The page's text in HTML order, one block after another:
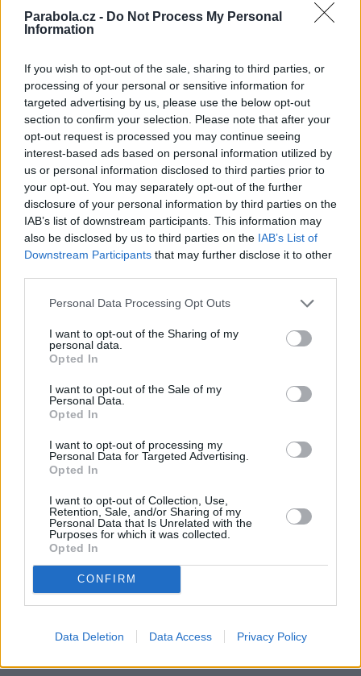
Parabola.cz - Do Not Process My Personal
Information
If you wish to opt-out of the sale, sharing to third parties, or
processing of your personal or sensitive information for
targeted advertising by us, please use the below opt-out
section to confirm your selection. Please note that after your
opt-out request is processed you may continue seeing
interest-based ads based on personal information utilized by
us or personal information disclosed to third parties prior to
your opt-out. You may separately opt-out of the further
disclosure of your personal information by third parties on the
IAB’s list of downstream participants. This information may
also be disclosed by us to third parties on the IAB’s List of
Downstream Participants that may further disclose it to other
Personal Data Processing Opt Outs
I want to opt-out of the Sharing of my
personal data.
Opted In
I want to opt-out of the Sale of my
Personal Data.
Opted In
I want to opt-out of processing my
Personal Data for Targeted Advertising.
Opted In
I want to opt-out of Collection, Use,
Retention, Sale, and/or Sharing of my
Personal Data that Is Unrelated with the
Purposes for which it was collected.
Opted In
CONFIRM
Data Deletion Data Access Privacy Policy
06.08.2026 -Bosch Powertrain s.r.o. • montážní dělník • mzda 44.700
týdenní zálohy na mzdu 2.000 Kč (Jihlava, okres Jihlava)
Vybrané články
Prima sport - co nabídne v prvním
vysílacím týdnu
Kdy a kde bude Prima sport k
naladění na Skylinku
O webu parabola.cz •O souborech cookies•
Dovolená u moře•Bazény